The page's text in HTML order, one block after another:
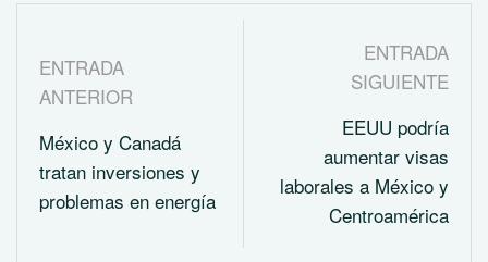
ENTRADA
ANTERIOR
México y Canadá
tratan inversiones y
problemas en energía
ENTRADA
SIGUIENTE
EEUU podría
aumentar visas
laborales a México y
Centroamérica